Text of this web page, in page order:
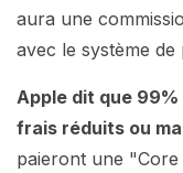
aura une
avec le système
Apple dit que
frais réduits ou
paieront une